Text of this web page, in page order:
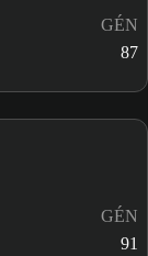
GÉN
87
GÉN
91